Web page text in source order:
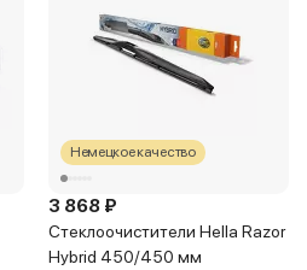
Немецкое качество
3 868 ₽
Стеклоочистители Hella Razor
Hybrid 450/450 мм